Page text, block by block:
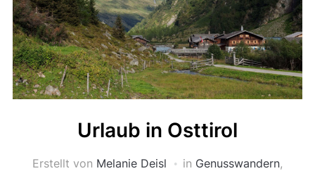
Urlaub in Osttirol
Erstellt von Melanie Deisl in Genusswandern,